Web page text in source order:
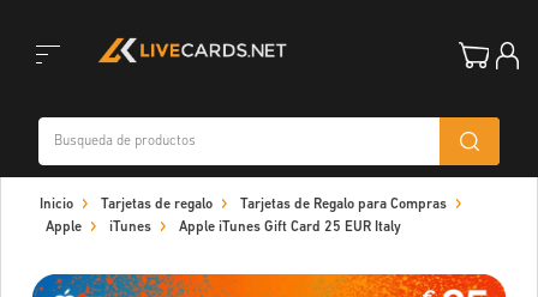
navigation
Inicio Tarjetas de regalo
Tarjetas de Regalo para Compras
Apple
iTunes Apple iTunes Gift Card 25 EUR Italy